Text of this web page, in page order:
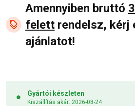
Amennyiben bruttó
felett rendelsz, kérj
ajánlatot!
Gyártói készleten
Kiszállítás akár: 2026-08-24